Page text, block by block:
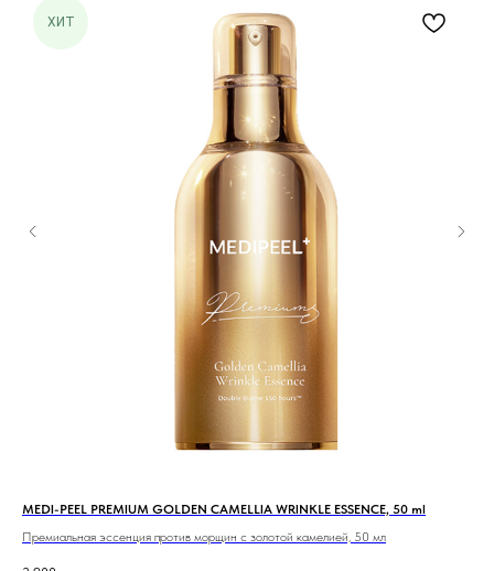
ХИТ
MEDI-PEEL PREMIUM GOLDEN CAMELLIA WRINKLE ESSENCE, 50 ml
Премиальная эссенция против морщин с золотой камелией, 50 мл